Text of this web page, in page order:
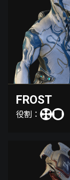
FROST
役割：